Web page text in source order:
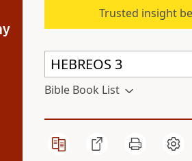
Trusted insight
Bible Book List